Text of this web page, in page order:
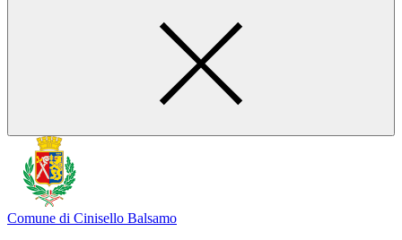
Comune di Cinisello Balsamo